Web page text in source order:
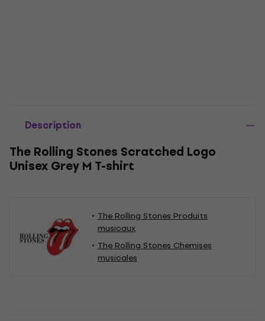
Description
The Rolling Stones Scratched Logo
Unisex Grey M T-shirt
The Rolling Stones Produits
musicaux
The Rolling Stones Chemises
musicales